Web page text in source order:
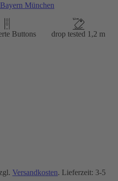
München
Buttons
drop tested 1,2 m
Versandkosten. Lieferzeit: 3-5